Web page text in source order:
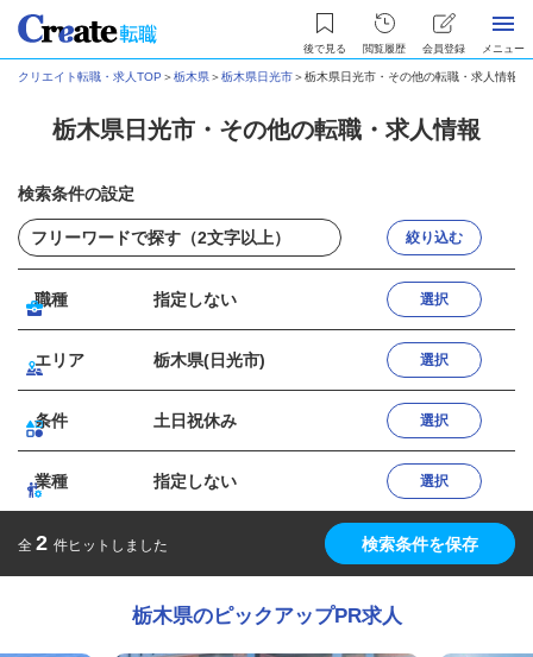
後で見る 閲覧履歴 会員登録 メニュー
クリエイト転職・求人TOP ＞栃木県＞栃木県日光市＞栃木県日光市・その他の転職・求人情報
栃木県日光市・その他の転職・求人情報
検索条件の設定
絞り込む
職種 指定しない 選択
エリア 栃木県(日光市) 選択
条件 土日祝休み 選択
業種 指定しない 選択
全 2 件ヒットしました 検索条件を保存
栃木県のピックアップPR求人